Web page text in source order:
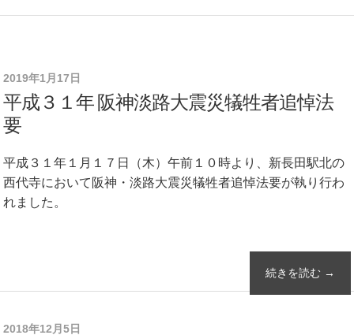
2019年1月17日
平成３１年 阪神淡路大震災犠牲者追悼法
要
平成３１年１月１７日（木）午前１０時より、新長田駅北の
西代寺において阪神・淡路大震災犠牲者追悼法要が執り行わ
れました。
続きを読む →
2018年12月5日